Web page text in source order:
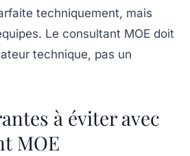
techniquement, mais
Le consultant MOE doit
technique, pas un
à éviter avec
MOE